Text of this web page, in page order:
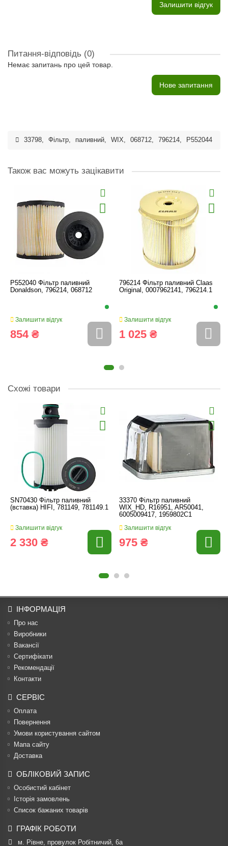
Залишити відгук
Питання-відповідь (0)
Немає запитань про цей товар.
Нове запитання
33798, Фільтр, паливний, WIX, 068712, 796214, P552044
Також вас можуть зацікавити
P552040 Фільтр паливний
Donaldson, 796214, 068712
Залишити відгук
854 ₴
796214 Фільтр паливний Claas
Original, 0007962141, 796214.1
Залишити відгук
1 025 ₴
Схожі товари
SN70430 Фільтр паливний
(вставка) HIFI, 781149, 781149.1
Залишити відгук
2 330 ₴
33370 Фільтр паливний
WIX_HD, R16951, AR50041,
6005009417, 1959802C1
Залишити відгук
975 ₴
ІНФОРМАЦІЯ
Про нас
Виробники
Вакансії
Сертифікати
Рекомендації
Контакти
СЕРВІС
Оплата
Повернення
Умови користування сайтом
Мапа сайту
Доставка
ОБЛІКОВИЙ ЗАПИС
Особистий кабінет
Історія замовлень
Список бажаних товарів
ГРАФІК РОБОТИ
м. Рівне, провулок Робітничий, 6а